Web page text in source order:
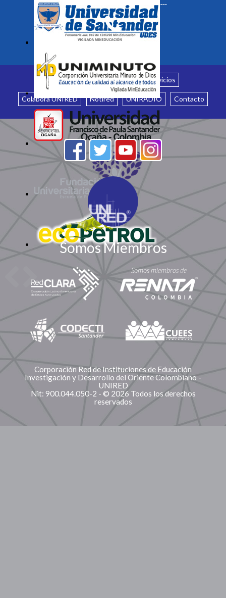
Inicio ¿Quiénes somos? Servicios
Colabora UNIRED Notired UNIRADIO Contacto
Somos Miembros
Corporación Red de Instituciones de Educación
Investigación y Desarrollo del Oriente Colombiano -
UNIRED
Nit: 900.044.050-2 - © 2026 Todos los derechos
reservados